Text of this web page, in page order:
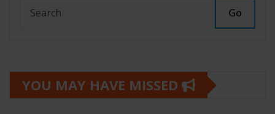
Go
YOU MAY HAVE MISSED